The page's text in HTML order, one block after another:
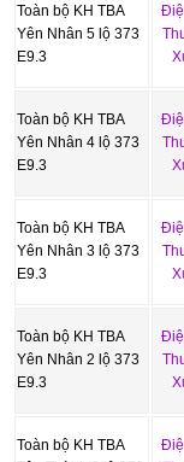
Toàn bộ KH TBA
Yên Nhân 5 lộ 373
E9.3
Toàn bộ KH TBA
Yên Nhân 4 lộ 373
E9.3
Toàn bộ KH TBA
Yên Nhân 3 lộ 373
E9.3
Toàn bộ KH TBA
Yên Nhân 2 lộ 373
E9.3
Toàn bộ KH TBA